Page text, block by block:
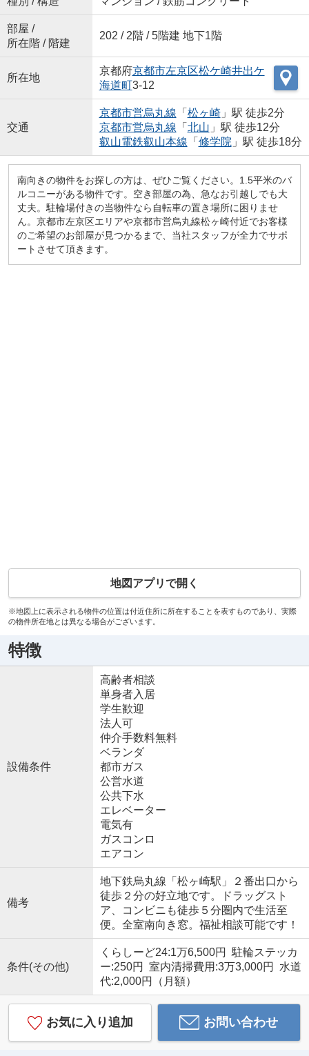
部屋 /
所在階 / 階建
202 / 2階 / 5階建 地下1階
所在地
京都府京都市左京区松ケ崎井出ケ
海道町3-12
交通
京都市営烏丸線 「 松ヶ崎」駅 徒歩2分
京都市営烏丸線 「 北山 」駅 徒歩12分
叡山電鉄叡山本線 「 修学院 」駅 徒歩18分
南向きの物件をお探しの方は、ぜひご覧ください。1.5平米のバ
ルコニーがある物件です。空き部屋の為、急なお引越しでも大
丈夫。駐輪場付きの当物件なら自転車の置き場所に困りませ
ん。京都市左京区エリアや京都市営烏丸線松ヶ崎付近でお客様
のご希望のお部屋が見つかるまで、当社スタッフが全力でサポ
ートさせて頂きます。
地図アプリで開く
※地図上に表示される物件の位置は付近住所に所在することを表すものであり、実際
の物件所在地とは異なる場合がございます。
特徴
設備条件
高齢者相談
単身者入居
学生歓迎
法人可
仲介手数料無料
ベランダ
都市ガス
公営水道
公共下水
エレベーター
電気有
ガスコンロ
エアコン
備考
地下鉄烏丸線「松ヶ崎駅」２番出口から
徒歩２分の好立地です。ドラッグスト
ア、コンビニも徒歩５分圏内で生活至
便。全室南向き窓。福祉相談可能です！
条件(その他)
くらしーど24:1万6,500円 駐輪ステッカ
ー:250円 室内清掃費用:3万3,000円 水道
代:2,000円（月額）
お気に入り追加 お問い合わせ